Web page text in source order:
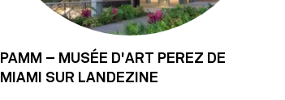
PAMM – MUSÉE D'ART PEREZ DE
MIAMI SUR LANDEZINE